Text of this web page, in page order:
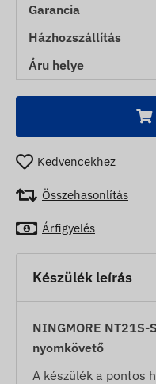
Garancia
Házhozszállítás
Áru helye
Kedvencekhez
Összehasonlítás
Árfigyelés
Készülék leírás
NINGMORE
nyomkövető
A készülék a pontos